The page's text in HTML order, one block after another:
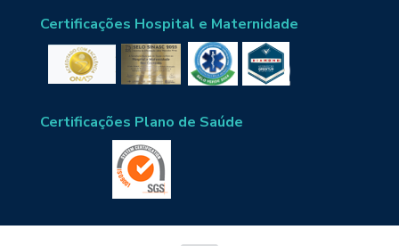
Certificações Hospital e Maternidade
Certificações Plano de Saúde